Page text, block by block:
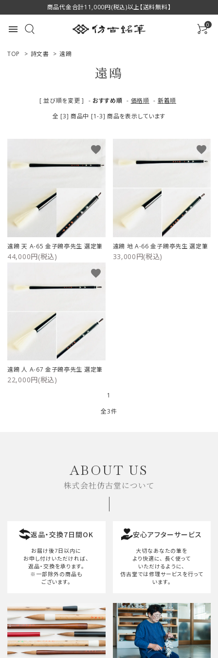
商品代金合計11,000円(税込)以上【送料無料】
menu 0
ACCOUNT MENU
私たちについて
プライバシーポリシー
TOP > 詩文書 > 遠鴎
遠鴎
[ 並び順を変更 ] - おすすめ順 - 価格順 - 新着順
全 [3] 商品中 [1-3] 商品を表示しています
遠鴎 天 A-65 金子鴎亭先生 選定筆
44,000円(税込)
favorite
遠鴎 地 A-66 金子鴎亭先生 選定筆
33,000円(税込)
favorite
遠鴎 人 A-67 金子鴎亭先生 選定筆
22,000円(税込)
favorite
1
全3件
検索する
ABOUT US
株式会社仿古堂について
返品・交換7日間OK
お届け後7日以内に
お申し付けいただければ、
返品・交換を承ります。
※一部除外の商品も
ございます。
安心アフターサービス
大切なあなたの筆を
より快適に、 長く使って
いただけるように、
仿古堂では修理サービスを行って
います。